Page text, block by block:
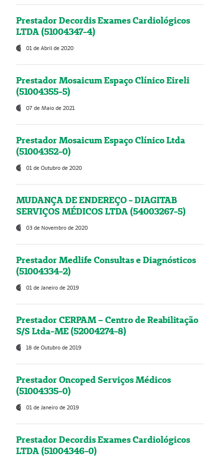
Prestador Decordis Exames Cardiológicos
LTDA (51004347-4)
01 de Abril de 2020
Prestador Mosaicum Espaço Clínico Eireli
(51004355-5)
07 de Maio de 2021
Prestador Mosaicum Espaço Clínico Ltda
(51004352-0)
01 de Outubro de 2020
MUDANÇA DE ENDEREÇO - DIAGITAB
SERVIÇOS MÉDICOS LTDA (54003267-5)
03 de Novembro de 2020
Prestador Medlife Consultas e Diagnósticos
(51004334-2)
01 de Janeiro de 2019
Prestador CERPAM – Centro de Reabilitação
S/S Ltda-ME (52004274-8)
18 de Outubro de 2019
Prestador Oncoped Serviços Médicos
(51004335-0)
01 de Janeiro de 2019
Prestador Decordis Exames Cardiológicos
LTDA (51004346-0)